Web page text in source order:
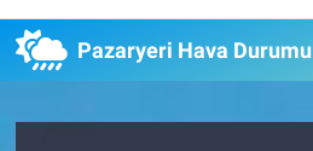
Pazaryeri Hava Durumu
Asayiş
Yerel
Namaz Vakitleri
Trafik Durumu